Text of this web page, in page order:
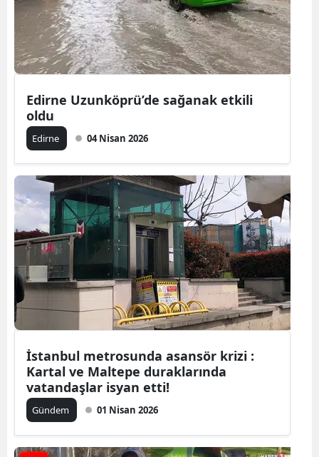
Yozgat
Zonguldak
Kırıkkale
Batman
Şırnak
Bartın
Ardahan
Iğdır
Osmaniye
Edirne Uzunköprü’de sağanak etkili
oldu
Edirne 04 Nisan 2026
İstanbul metrosunda asansör krizi :
Kartal ve Maltepe duraklarında
vatandaşlar isyan etti!
Gündem 01 Nisan 2026